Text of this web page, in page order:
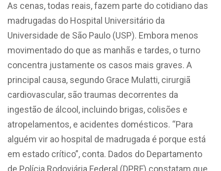
As cenas, todas reais, fazem parte do cotidiano das
madrugadas do Hospital Universitário da
Universidade de São Paulo (USP). Embora menos
movimentado do que as manhãs e tardes, o turno
concentra justamente os casos mais graves. A
principal causa, segundo Grace Mulatti, cirurgiã
cardiovascular, são traumas decorrentes da
ingestão de álcool, incluindo brigas, colisões e
atropelamentos, e acidentes domésticos. “Para
alguém vir ao hospital de madrugada é porque está
em estado crítico”, conta. Dados do Departamento
de Polícia Rodoviária Federal (DPRF) constatam que